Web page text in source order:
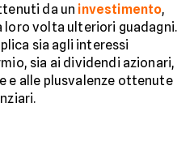
da un investimento,
loro volta ulteriori guadagni.
sia agli interessi
sia ai dividendi azionari,
e alle plusvalenze ottenute